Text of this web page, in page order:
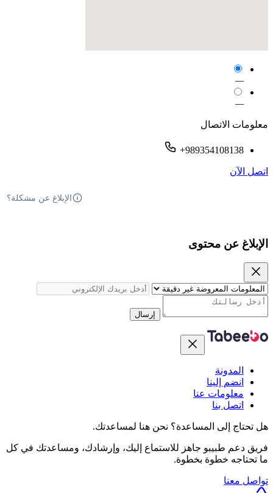
—
—
معلومات الاتصال
+989354108138
اتصل الآن
الإبلاغ عن مشكلة؟
الإبلاغ عن محتوى
إرسال
المدونة
انضم إلينا
معلومات عنا
اتصل بنا
هل تحتاج إلى المساعدة؟ نحن هنا لمساعدتك.
فريق دعم طبيبو جاهز للاستماع إليك، وإرشادك، ومساعدتك في كل
ما تحتاجه خطوة بخطوة.
تواصل معنا